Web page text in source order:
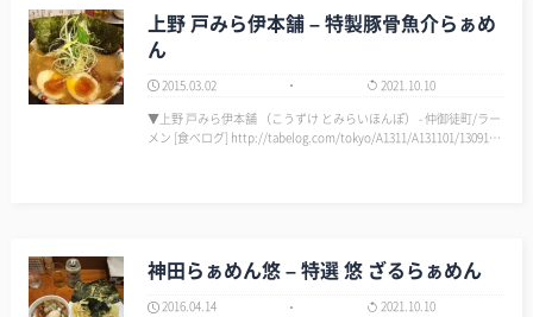
上野 戸みら伊本舗 – 特製豚骨魚介らぁめ
ん
2015.03.02
2021.10.10
▼上野 戸みら伊本舗 （こうずけ とみらいほんぽ） - 仲御徒町/ラー
メン [食べログ] http://tabelog.com/tokyo/A1311/A131101/1309103
神田らぁめん悠 – 特選 悠 ざるらぁめん
2016.04.14
2021.10.10